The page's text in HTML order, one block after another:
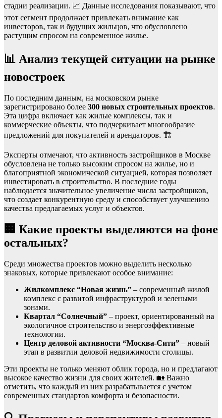
стадии реализации. 📈 Данные исследования показывают, что
этот сегмент продолжает привлекать внимание как
инвесторов, так и будущих жильцов, что обусловлено
растущим спросом на современное жилье.
📊 Анализ текущей ситуации на рынке
новостроек
По последним данным, на московском рынке
зарегистрировано более 300 новых строительных проектов.
Эта цифра включает как жилые комплексы, так и
коммерческие объекты, что подчеркивает многообразие
предложений для покупателей и арендаторов. 🏗️
Эксперты отмечают, что активность застройщиков в Москве
обусловлена не только высоким спросом на жилье, но и
благоприятной экономической ситуацией, которая позволяет
инвестировать в строительство. В последние годы
наблюдается значительное увеличение числа застройщиков,
что создает конкурентную среду и способствует улучшению
качества предлагаемых услуг и объектов.
🏢 Какие проекты выделяются на фоне
остальных?
Среди множества проектов можно выделить несколько
знаковых, которые привлекают особое внимание:
Жилкомплекс “Новая жизнь” – современный жилой
комплекс с развитой инфраструктурой и зелеными
зонами.
Квартал “Солнечный” – проект, ориентированный на
экологичное строительство и энергоэффективные
технологии.
Центр деловой активности “Москва-Сити” – новый
этап в развитии деловой недвижимости столицы.
Эти проекты не только меняют облик города, но и предлагают
высокое качество жизни для своих жителей. 🏡 Важно
отметить, что каждый из них разрабатывается с учетом
современных стандартов комфорта и безопасности.